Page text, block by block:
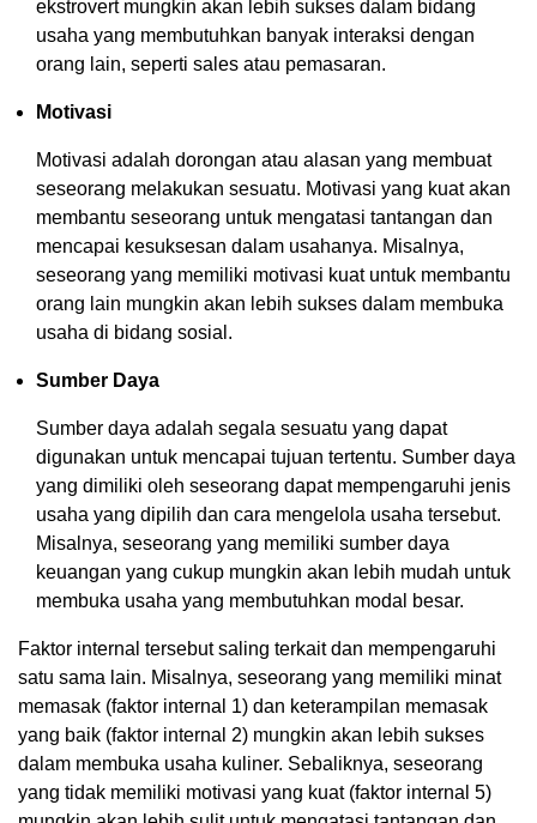
ekstrovert mungkin akan lebih sukses dalam bidang
usaha yang membutuhkan banyak interaksi dengan
orang lain, seperti sales atau pemasaran.
Motivasi
Motivasi adalah dorongan atau alasan yang membuat
seseorang melakukan sesuatu. Motivasi yang kuat akan
membantu seseorang untuk mengatasi tantangan dan
mencapai kesuksesan dalam usahanya. Misalnya,
seseorang yang memiliki motivasi kuat untuk membantu
orang lain mungkin akan lebih sukses dalam membuka
usaha di bidang sosial.
Sumber Daya
Sumber daya adalah segala sesuatu yang dapat
digunakan untuk mencapai tujuan tertentu. Sumber daya
yang dimiliki oleh seseorang dapat mempengaruhi jenis
usaha yang dipilih dan cara mengelola usaha tersebut.
Misalnya, seseorang yang memiliki sumber daya
keuangan yang cukup mungkin akan lebih mudah untuk
membuka usaha yang membutuhkan modal besar.
Faktor internal tersebut saling terkait dan mempengaruhi
satu sama lain. Misalnya, seseorang yang memiliki minat
memasak (faktor internal 1) dan keterampilan memasak
yang baik (faktor internal 2) mungkin akan lebih sukses
dalam membuka usaha kuliner. Sebaliknya, seseorang
yang tidak memiliki motivasi yang kuat (faktor internal 5)